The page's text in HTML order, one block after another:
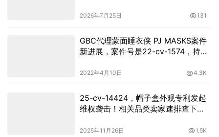
2026年7月25日 131
GBC代理蒙面睡衣侠 PJ MASKS案件
新进展，案件号是22-cv-1574，持续
2022年4月10日 4.3K
25-cv-14424，帽子盒外观专利发起
维权袭击！相关品类卖家速排查下
2025年11月26日 1.5K